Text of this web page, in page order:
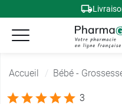
Accueil Bébé -
3